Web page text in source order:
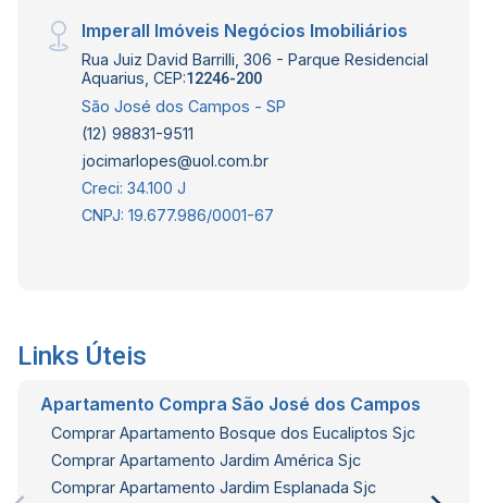
Imperall Imóveis Negócios Imobiliários
Rua Juiz David Barrilli, 306 - Parque Residencial
Aquarius, CEP:12246-200
São José dos Campos - SP
(12) 98831-9511
jocimarlopes@uol.com.br
Creci: 34.100 J
CNPJ: 19.677.986/0001-67
Links Úteis
Apartamento Compra São José dos Campos
Comprar Apartamento Bosque dos Eucaliptos Sjc
Comprar Apartamento Jardim América Sjc
Comprar Apartamento Jardim Esplanada Sjc